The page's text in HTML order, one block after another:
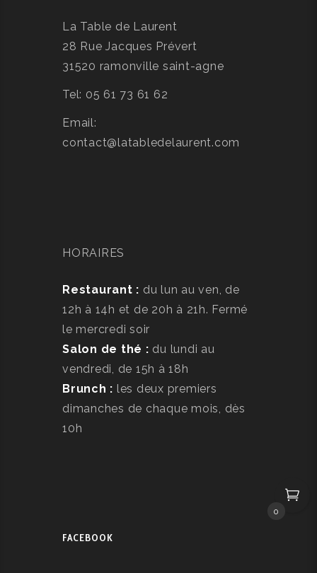
La Table de Laurent
28 Rue Jacques Prévert
31520 ramonville saint-agne
Tel: 05 61 73 61 62
Email:
contact@latabledelaurent.com
HORAIRES
Restaurant : du lun au ven, de
12h à 14h et de 20h à 21h. Fermé
le mercredi soir
Salon de thé : du lundi au
vendredi, de 15h à 18h
Brunch : les deux premiers
dimanches de chaque mois, dès
10h
FACEBOOK
0